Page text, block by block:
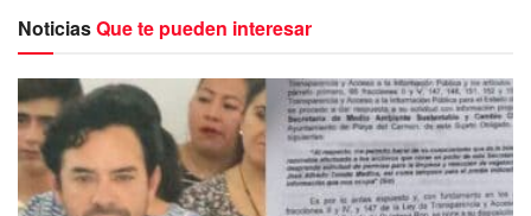
dicha tendencia crece hay quienes aún se oponen y tratan
a las mascotas de forma
intolerante.
"Operativo día del amor y la amistad",
Profeco te ayuda a planear gastos para San
Valentín.
NoticiasQue te pueden interesar